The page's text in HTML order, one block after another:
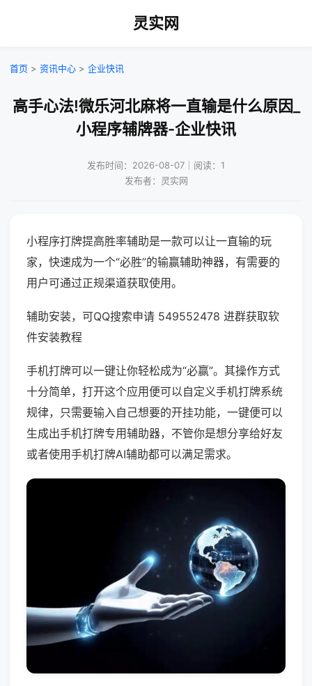
灵实网
首页 > 资讯中心 > 企业快讯
高手心法!微乐河北麻将一直输是什么原因_
小程序辅牌器-企业快讯
发布时间：2026-08-07｜阅读：1
发布者：灵实网
小程序打牌提高胜率辅助是一款可以让一直输的玩
家，快速成为一个“必胜”的输赢辅助神器，有需要的
用户可通过正规渠道获取使用。
辅助安装，可QQ搜索申请 549552478 进群获取软
件安装教程
手机打牌可以一键让你轻松成为“必赢”。其操作方式
十分简单，打开这个应用便可以自定义手机打牌系统
规律，只需要输入自己想要的开挂功能，一键便可以
生成出手机打牌专用辅助器，不管你是想分享给好友
或者使用手机打牌AI辅助都可以满足需求。